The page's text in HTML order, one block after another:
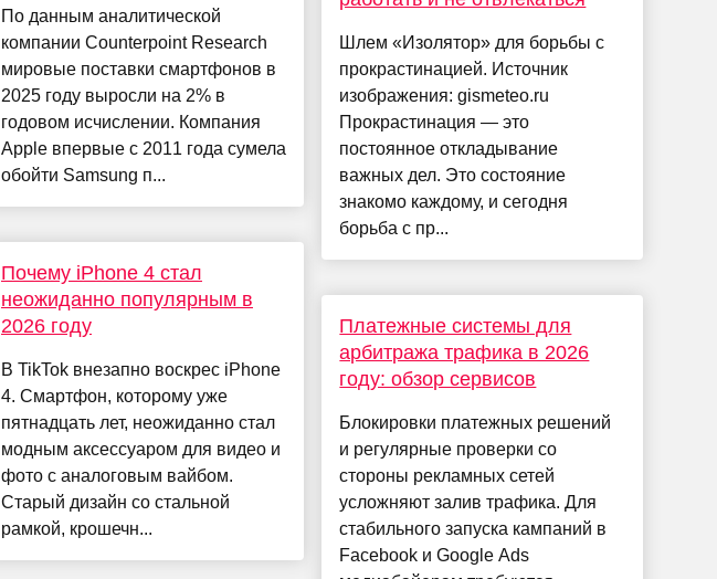
По данным аналитической
компании Counterpoint Research
мировые поставки смартфонов в
2025 году выросли на 2% в
годовом исчислении. Компания
Apple впервые с 2011 года сумела
обойти Samsung п...
Почему iPhone 4 стал
неожиданно популярным в
2026 году
В TikTok внезапно воскрес iPhone
4. Смартфон, которому уже
пятнадцать лет, неожиданно стал
модным аксессуаром для видео и
фото с аналоговым вайбом.
Старый дизайн со стальной
рамкой, крошечн...
Шлем «Изолятор» для борьбы с
прокрастинацией. Источник
изображения: gismeteo.ru
Прокрастинация — это
постоянное откладывание
важных дел. Это состояние
знакомо каждому, и сегодня
борьба с пр...
Платежные системы для
арбитража трафика в 2026
году: обзор сервисов
Блокировки платежных решений
и регулярные проверки со
стороны рекламных сетей
усложняют залив трафика. Для
стабильного запуска кампаний в
Facebook и Google Ads